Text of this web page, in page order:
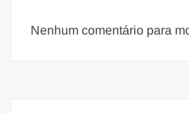
Nenhum comentário para